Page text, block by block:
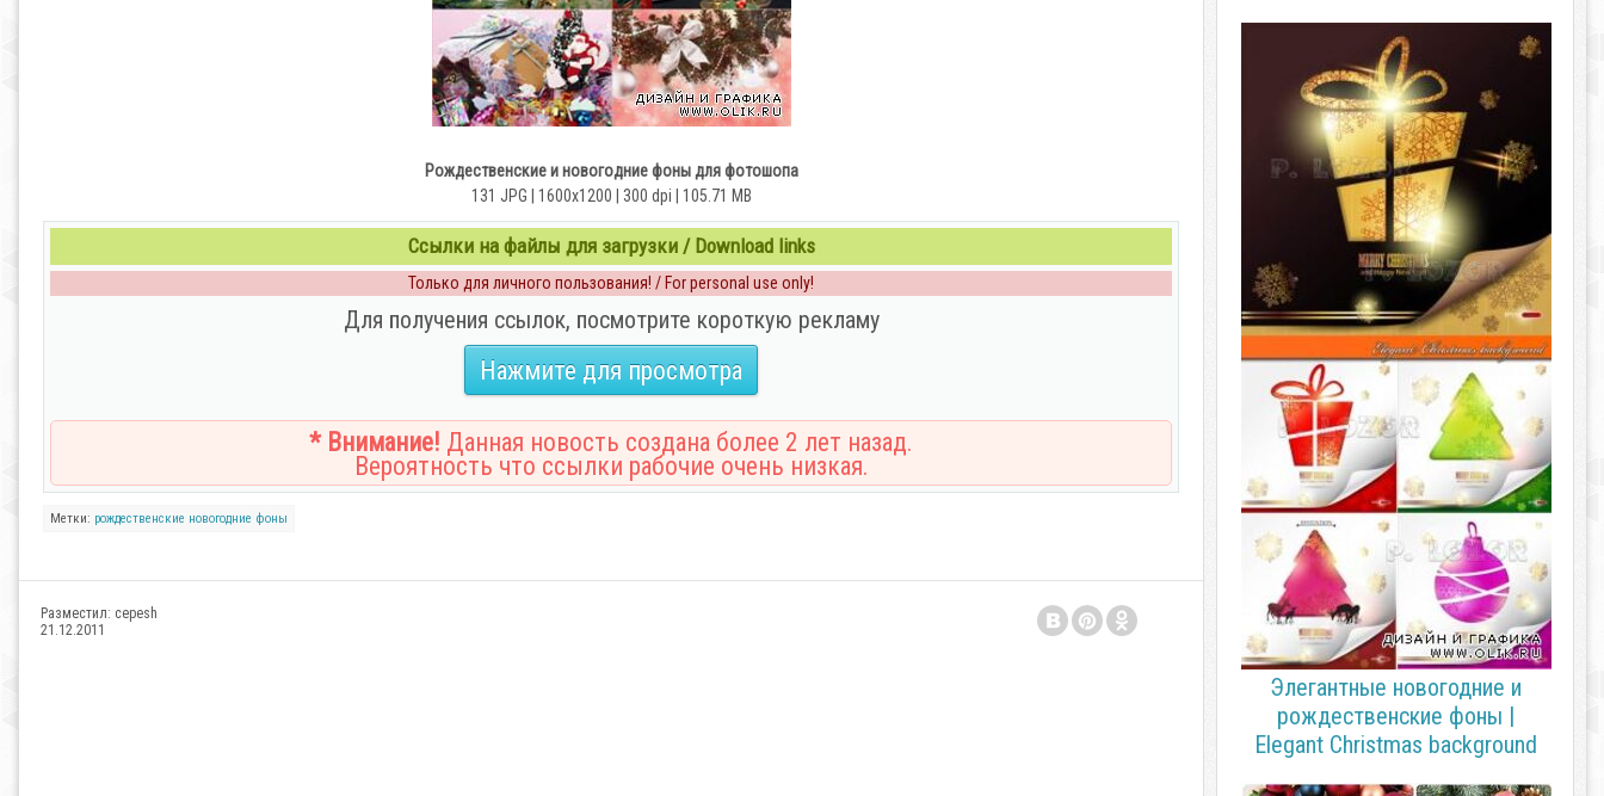
Рождественские и новогодние фоны для фотошопа
131 JPG | 1600x1200 | 300 dpi | 105.71 MB
Ссылки на файлы для загрузки / Download links
Только для личного пользования! / For personal use only!
Для получения ссылок, посмотрите короткую рекламу
Нажмите для просмотра
* Внимание! Данная новость создана более 2 лет назад.
Вероятность что ссылки рабочие очень низкая.
Метки: рождественские новогодние фоны
Разместил: cepesh
21.12.2011
Элегантные новогодние и
рождественские фоны |
Elegant Christmas background